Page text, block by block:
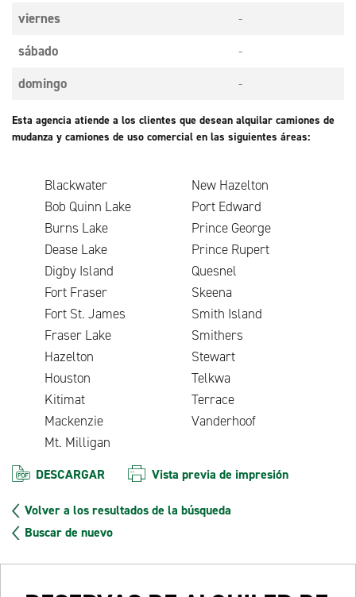
viernes
-
sábado
-
domingo
-
Esta agencia atiende a los clientes que desean alquilar camiones de
mudanza y camiones de uso comercial en las siguientes áreas:
Blackwater
New Hazelton
Bob Quinn Lake
Port Edward
Burns Lake
Prince George
Dease Lake
Prince Rupert
Digby Island
Quesnel
Fort Fraser
Skeena
Fort St. James
Smith Island
Fraser Lake
Smithers
Hazelton
Stewart
Houston
Telkwa
Kitimat
Terrace
Mackenzie
Vanderhoof
Mt. Milligan
DESCARGAR Vista previa de impresión
Volver a los resultados de la búsqueda
Buscar de nuevo